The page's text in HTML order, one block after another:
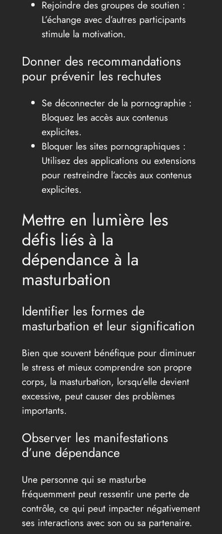
Rejoindre des groupes de soutien :
L’échange avec d’autres participants
stimule la motivation.
Donner des recommandations
pour prévenir les rechutes
Se déconnecter de la pornographie :
Bloquez les accès aux contenus
explicites.
Bloquer les sites pornographiques :
Utilisez des applications ou extensions
pour restreindre l’accès aux contenus
explicites.
Mettre en lumière les
défis liés à la
dépendance à la
masturbation
Identifier les formes de
masturbation et leur signification
Bien que souvent bénéfique pour diminuer
le stress et mieux comprendre son propre
corps, la masturbation, lorsqu’elle devient
excessive, peut causer des problèmes
importants.
Observer les manifestations
d’une dépendance
Une personne qui se masturbe
fréquemment peut ressentir une perte de
contrôle, ce qui peut impacter négativement
ses interactions avec son ou sa partenaire.